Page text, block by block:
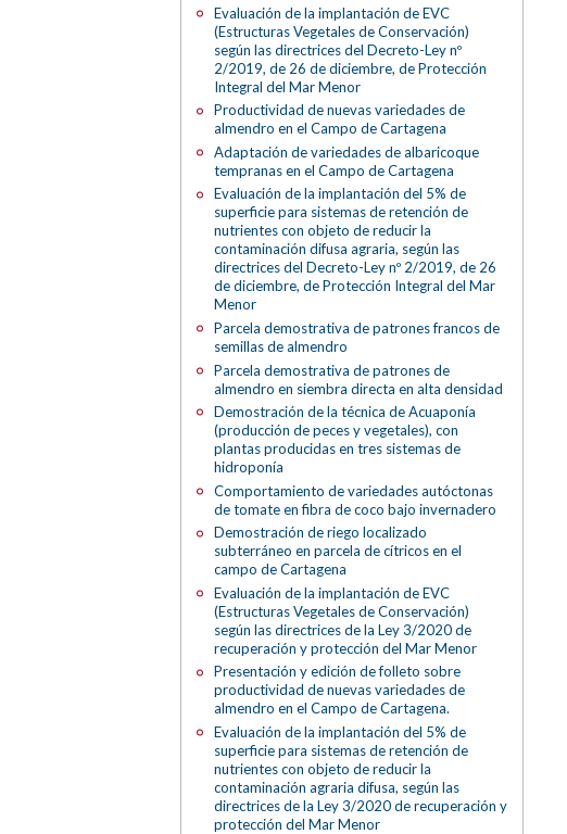
Evaluación de la implantación de EVC
(Estructuras Vegetales de Conservación)
según las directrices del Decreto-Ley nº
2/2019, de 26 de diciembre, de Protección
Integral del Mar Menor
Productividad de nuevas variedades de
almendro en el Campo de Cartagena
Adaptación de variedades de albaricoque
tempranas en el Campo de Cartagena
Evaluación de la implantación del 5% de
superficie para sistemas de retención de
nutrientes con objeto de reducir la
contaminación difusa agraria, según las
directrices del Decreto-Ley nº 2/2019, de 26
de diciembre, de Protección Integral del Mar
Menor
Parcela demostrativa de patrones francos de
semillas de almendro
Parcela demostrativa de patrones de
almendro en siembra directa en alta densidad
Demostración de la técnica de Acuaponía
(producción de peces y vegetales), con
plantas producidas en tres sistemas de
hidroponía
Comportamiento de variedades autóctonas
de tomate en fibra de coco bajo invernadero
Demostración de riego localizado
subterráneo en parcela de cítricos en el
campo de Cartagena
Evaluación de la implantación de EVC
(Estructuras Vegetales de Conservación)
según las directrices de la Ley 3/2020 de
recuperación y protección del Mar Menor
Presentación y edición de folleto sobre
productividad de nuevas variedades de
almendro en el Campo de Cartagena.
Evaluación de la implantación del 5% de
superficie para sistemas de retención de
nutrientes con objeto de reducir la
contaminación agraria difusa, según las
directrices de la Ley 3/2020 de recuperación y
protección del Mar Menor